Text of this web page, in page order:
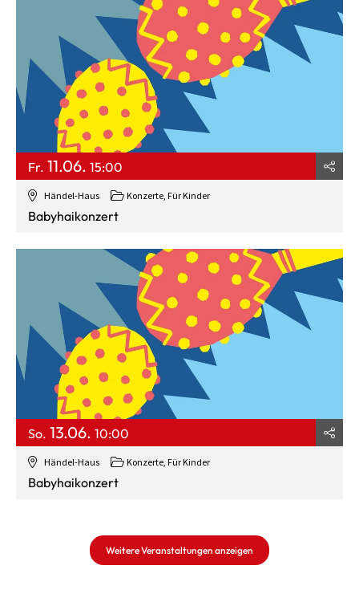
Händel-Haus Konzerte Für Kinder
Fr. 11.06. 15:00
Babyhaikonzert
Händel-Haus Konzerte, Für Kinder
So. 13.06. 10:00
Babyhaikonzert
Weitere Veranstaltungen anzeigen